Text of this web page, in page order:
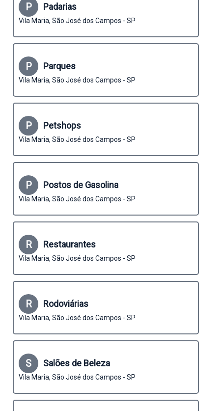
P Padarias
Vila Maria, São José dos Campos - SP
P Parques
Vila Maria, São José dos Campos - SP
P Petshops
Vila Maria, São José dos Campos - SP
P Postos de Gasolina
Vila Maria, São José dos Campos - SP
R Restaurantes
Vila Maria, São José dos Campos - SP
R Rodoviárias
Vila Maria, São José dos Campos - SP
S Salões de Beleza
Vila Maria, São José dos Campos - SP